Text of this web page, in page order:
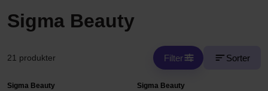
Sigma Beauty
21 produkter Filter Sorter
Sigma Beauty Sigma Beauty